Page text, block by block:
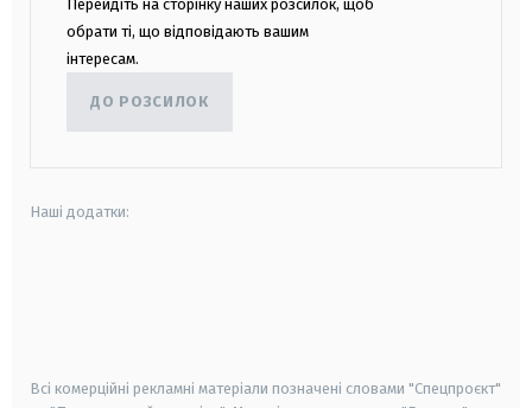
Перейдіть на сторінку наших розсилок, щоб
обрати ті, що відповідають вашим
інтересам.
ДО РОЗСИЛОК
Наші додатки:
Всі комерційні рекламні матеріали позначені словами "Спецпроєкт"